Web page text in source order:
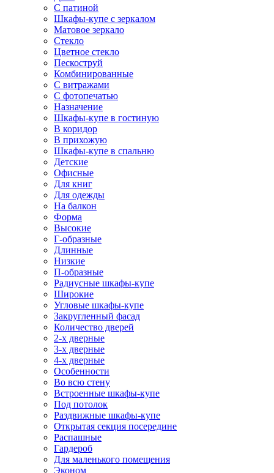
С патиной
Шкафы-купе с зеркалом
Матовое зеркало
Стекло
Цветное стекло
Пескоструй
Комбинированные
С витражами
С фотопечатью
Назначение
Шкафы-купе в гостиную
В коридор
В прихожую
Шкафы-купе в спальню
Детские
Офисные
Для книг
Для одежды
На балкон
Форма
Высокие
Г-образные
Длинные
Низкие
П-образные
Радиусные шкафы-купе
Широкие
Угловые шкафы-купе
Закругленный фасад
Количество дверей
2-х дверные
3-х дверные
4-х дверные
Особенности
Во всю стену
Встроенные шкафы-купе
Под потолок
Раздвижные шкафы-купе
Открытая секция посередине
Распашные
Гардероб
Для маленького помещения
Эконом